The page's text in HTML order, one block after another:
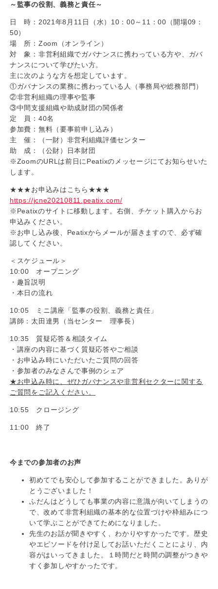
～監事の役割、義務と責任～
日 時：2021年8月11日（水） 10：00～11：00（開場09：
50）
場 所：Zoom（オンライン）
対 象：非営利組織でガバナンスに携わっている方や、ガバ
ナンスについて学びたい方。
主に次のような方を想定しています。
①ガバナンスの業務に携わっている人（事務局や総務部門）
②非営利組織の理事や監事
③中間支援組織や助成財団の関係者
定 員：40名
参加費：無料（要事前申し込み）
主 催：（一財）非営利組織評価センター
助 成：（公財）日本財団
※ZoomのURLは前日にPeatixのメッセージにてお知らせいた
します。
★★★お申込みはこちら★★★
https://jcne20210811.peatix.com/
※Peatixのサイトに移動します。右側、チケット購入からお
申込みください。
※お申し込み後、Peatixからメールが届きますので、必ず確
認してください。
＜スケジュール＞
10:00 オープニング
・趣旨説明
・本日の流れ
10:05 ミニ講座「 監事の役割、義務と責任 」
講師：太田達男（当センター 理事長）
10:35 質疑応答＆相談タイム
・講座の内容に基づく質疑応答やご相談
・お申込み時にいただいたご質問の回答
・参加者のみなさんで事例のシェア
★お申込み時に、ぜひガバナンスや非営利セクターに関する
ご質問をご記入ください。
10:55 クロージング
11:00 終了
今までの参加者のお声
初めてでも安心して参加することができました。ありが
とうございました！
ふだんはどうしても事業の内容に意識が向いてしまうの
で、改めて非営利組織の基本的な位置づけや枠組みにつ
いて学ぶことができてためになりました。
先生のお話が聞きやすく、わかりやすかったです。歴史
やエピソードを付け足してお話いただくことにより、内
容がはいってきました。１時間だと時間の調整がつきや
すく参加しやすかったです。